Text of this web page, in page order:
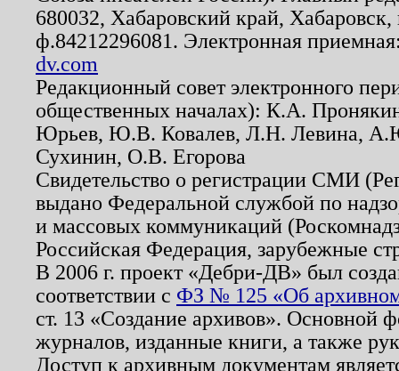
680032, Хабаровский край,
ф.84212296081. Электронная
dv.com
Редакционный совет электронного
общественных началах): К.А.
Юрьев, Ю.В. Ковалев, Л.Н. Левина,
Сухинин, О.В. Егорова
Свидетельство о регистрации СМИ
выдано Федеральной службой по
и массовых коммуникаций
Российская Федерация, зарубежные
В 2006 г. проект «Дебри-ДВ» был
соответствии с ФЗ № 125 «Об
ст. 13 «Создание архивов». Основной
журналов, изданные книги, а также
Доступ к архивным документам